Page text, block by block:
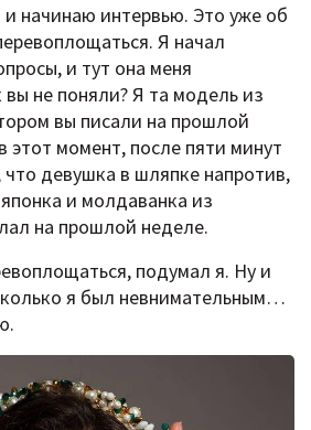
начинаю интервью. Это уже об
Я начал
и тут она меня
вы не поняли? Я та модель из
вы писали на прошлой
этот момент, после пяти минут
что девушка в шляпке напротив,
и молдаванка из
на прошлой неделе.
подумал я. Ну и
я был невнимательным…